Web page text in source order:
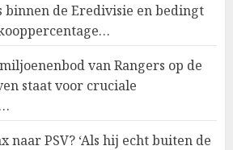
binnen de Eredivisie en bedingt
van Rangers op de
staat voor cruciale
naar PSV? ‘Als hij echt buiten de